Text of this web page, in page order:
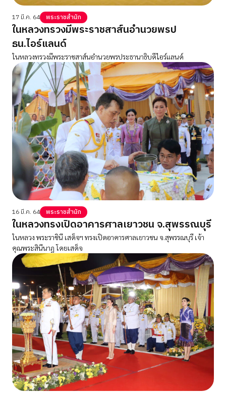
17 มี.ค. 64 พระราชสำนัก
ในหลวงทรวงมีพระราชสาส์นอำนวยพรป
ธน.ไอร์แลนด์
ในหลวงทรวงมีพระราชสาส์นอำนวยพรประธานาธิบดีไอร์แลนด์
16 มี.ค. 64 พระราชสำนัก
ในหลวงทรงเปิดอาคารศาลเยาวชน จ.สุพรรณบุรี
ในหลวง พระราชินี เสด็จฯ ทรงเปิดอาคารศาลเยาวชน จ.สุพรรณบุรี เจ้า
คุณพระสินีนาฏ โดยเสด็จ